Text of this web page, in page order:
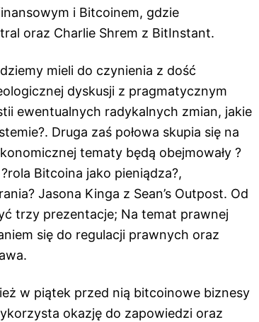
i Bitcoinem, gdzie
oraz Charlie Shrem z BitInstant.
mieli do czynienia z dość
dyskusji z pragmatycznym
ewentualnych radykalnych zmian, jakie
Druga zaś połowa skupia się na
tematy będą obejmowały ?
Bitcoina jako pieniądza?,
Jasona Kinga z Sean’s Outpost. Od
trzy prezentacje; Na temat prawnej
się do regulacji prawnych oraz
w piątek przed nią bitcoinowe biznesy
okazję do zapowiedzi oraz